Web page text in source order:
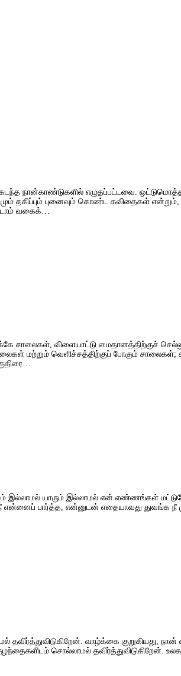
நான்காண்டுகளில் எழுதப்பட்டவை.
தகிப்பும் புனைவும் கொண்ட கவிதைகள்
வகைக்…
சாலைகள், விளையாட்டு மைதானத்திற்குச்
மற்றும் வெளிச்சத்திற்குப் போகும்
இல்லாமல் யாரும் இல்லாமல் என் எண்ணங்கள்
என்னைப் பார்த்த, என்னுடன் எதையாவது துவங்க நீ
தவிர்த்துவிடுகிறேன். வாழ்க்கை
சொல்லாமல் தவிர்த்துவிடுகிறேன்.